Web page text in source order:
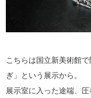
こちらは国立新美術館
ぎ」という展示から。
展示室に入った途端、